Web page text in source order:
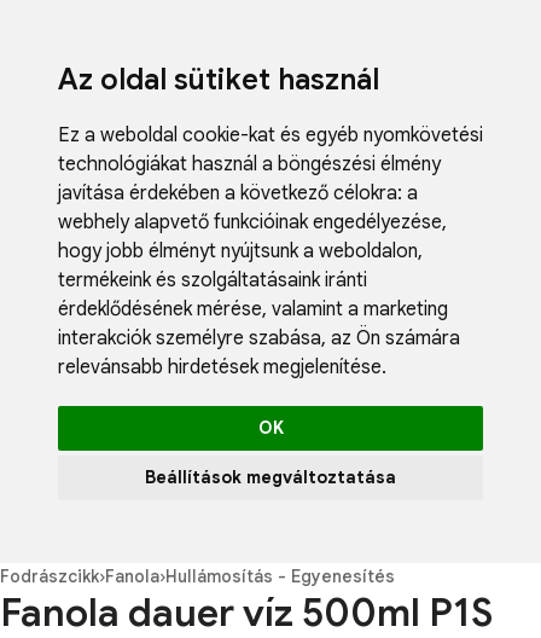
Az oldal sütiket használ
Ez a weboldal cookie-kat és egyéb nyomkövetési
technológiákat használ a böngészési élmény
javítása érdekében a következő célokra: a
webhely alapvető funkcióinak engedélyezése,
hogy jobb élményt nyújtsunk a weboldalon,
termékeink és szolgáltatásaink iránti
érdeklődésének mérése, valamint a marketing
interakciók személyre szabása, az Ön számára
relevánsabb hirdetések megjelenítése.
OK
Beállítások megváltoztatása
Blog
Fodrászcikk›Fanola›Hullámosítás - Egyenesítés
Fanola dauer víz 500ml P1S